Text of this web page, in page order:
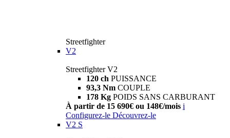
Streetfighter
V2
Streetfighter V2
120 ch PUISSANCE
93,3 Nm COUPLE
178 Kg POIDS SANS CARBURANT
À partir de 15 690€ ou 148€/mois i
Configurez-le Découvrez-le
V2 S